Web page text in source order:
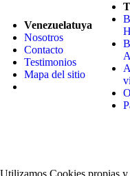
Venezuelatuya
Nosotros
Contacto
Testimonios
Mapa del sitio
Utilizamos Cookies propias y